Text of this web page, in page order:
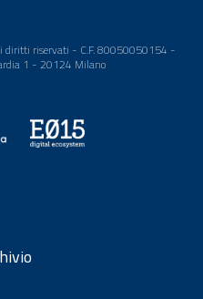
diritti riservati - C.F. 80050050154 -
1 - 20124 Milano